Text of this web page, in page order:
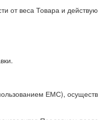
от веса Товара и
ЕМС),